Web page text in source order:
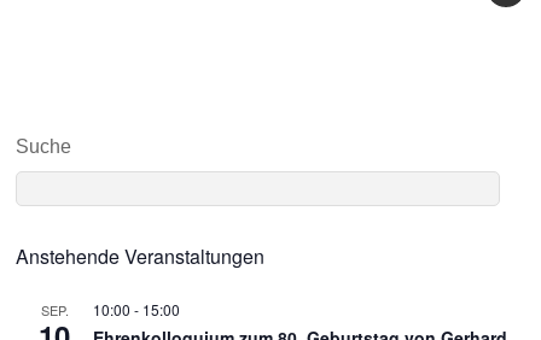
Suche
Anstehende Veranstaltungen
SEP. 10:00 - 15:00